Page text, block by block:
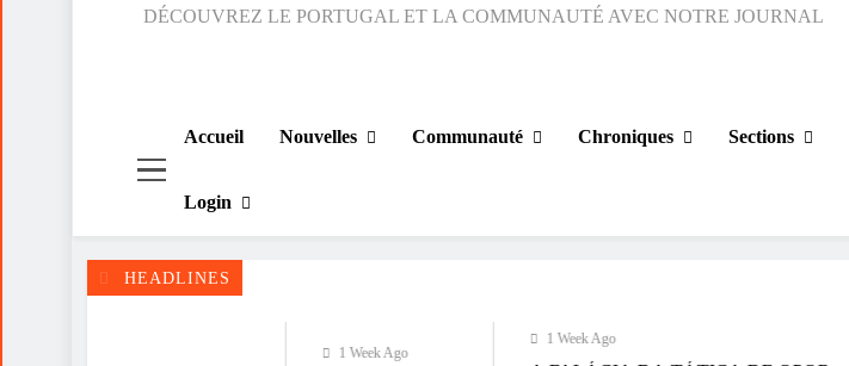
DÉCOUVREZ LE PORTUGAL ET LA COMMUNAUTÉ AVEC NOTRE JOURNAL
Accueil Nouvelles Communauté Chroniques Sections
Login
HEADLINES